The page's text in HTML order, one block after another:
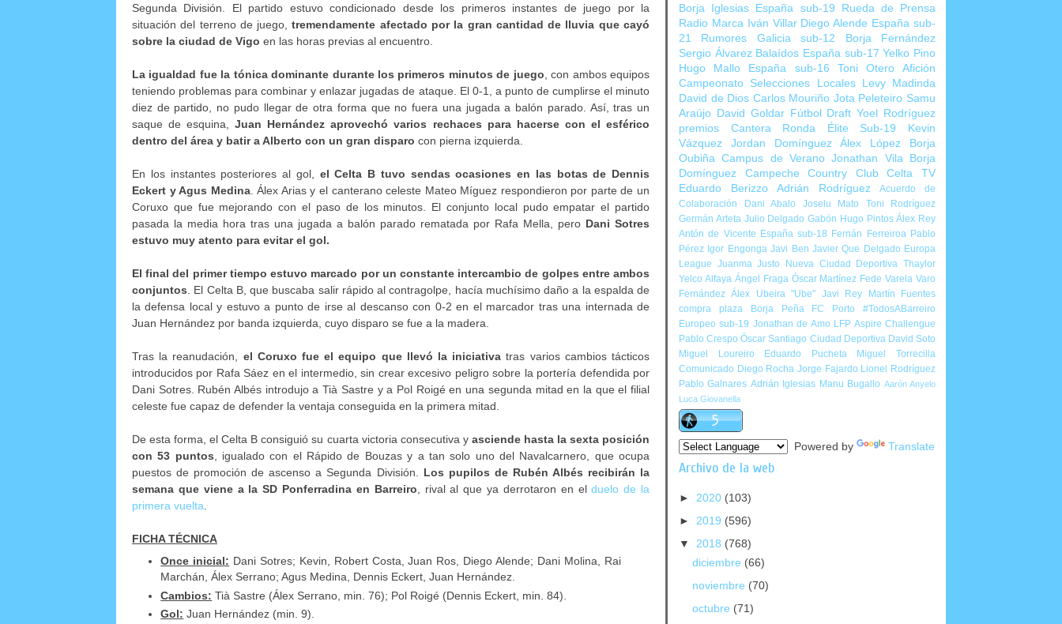
Segunda División. El partido estuvo condicionado desde los primeros instantes de juego por la
situación del terreno de juego,tremendamente afectado por la gran cantidad de lluvia que cayó
sobre la ciudad de Vigo en las horas previas al encuentro.
La igualdad fue la tónica dominante durante los primeros minutos de juego , con ambos equipos
teniendo problemas para combinar y enlazar jugadas de ataque. El 0-1, a punto de cumplirse el minuto
diez de partido, no pudo llegar de otra forma que no fuera una jugada a balón parado. Así, tras un
saque de esquina,Juan Hernández aprovechó varios rechaces para hacerse con el esférico
dentro del área y batir a Alberto con un gran disparo con pierna izquierda.
En los instantes posteriores al gol, el Celta B tuvo sendas ocasiones en las botas de Dennis
Eckert y Agus Medina. Álex Arias y el canterano celeste Mateo Míguez respondieron por parte de un
Coruxo que fue mejorando con el paso de los minutos. El conjunto local pudo empatar el partido
pasada la media hora tras una jugada a balón parado rematada por Rafa Mella, pero Dani Sotres
estuvo muy atento para evitar el gol.
El final del primer tiempo estuvo marcado por un constante intercambio de golpes entre ambos
conjuntos . El Celta B, que buscaba salir rápido al contragolpe, hacía muchísimo daño a la espalda de
la defensa local y estuvo a punto de irse al descanso con 0-2 en el marcador tras una internada de
Juan Hernández por banda izquierda, cuyo disparo se fue a la madera.
Tras la reanudación, el Coruxo fue el equipo que llevó la iniciativa tras varios cambios tácticos
introducidos por Rafa Sáez en el intermedio, sin crear excesivo peligro sobre la portería defendida por
Dani Sotres. Rubén Albés introdujo a Tià Sastre y a Pol Roigé en una segunda mitad en la que el filial
celeste fue capaz de defender la ventaja conseguida en la primera mitad.
De esta forma, el Celta B consiguió su cuarta victoria consecutiva y asciende hasta la sexta posición
con 53 puntos , igualado con el Rápido de Bouzas y a tan solo uno del Navalcarnero, que ocupa
puestos de promoción de ascenso a Segunda División. Los pupilos de Rubén Albés recibirán la
semana que viene a la SD Ponferradina en Barreiro , rival al que ya derrotaron en elduelo de la
primera vuelta
FICHA TÉCNICA
Once inicial: Dani Sotres; Kevin, Robert Costa, Juan Ros, Diego Alende; Dani Molina, Rai
Marchán, Álex Serrano; Agus Medina, Dennis Eckert, Juan Hernández.
Cambios: Tià Sastre (Álex Serrano, min. 76); Pol Roigé (Dennis Eckert, min. 84).
Gol: Juan Hernández (min. 9).
Borja Iglesias
España sub-19
Rueda de Prensa
Radio Marca
Iván Villar Diego Alende España sub-
21
Rumores Galicia sub-12
Borja Fernández
Sergio Álvarez Balaídos España sub-17 Yelko Pino
Hugo Mallo
España sub-16 Toni Otero
Afición
Campeonato Selecciones Locales
Levy Madinda
David de Dios Carlos Mouriño Jota Peleteiro Samu
Araújo David Goldar Fútbol Draft Yoel Rodríguez
premios Cantera
Ronda Élite Sub-19
Kevin
Vázquez
Jordan Domínguez Álex López
Borja
Oubiña
Campus de Verano Jonathan Vila
Borja
Domínguez
Campeche Country Club
Celta TV
Eduardo Berizzo
Adrián Rodríguez
Acuerdo de
Colaboración
Dani Abalo Joselu Mato
Toni Rodríguez
Germán Arteta Julio Delgado Gabón Hugo Pintos Álex Rey
Antón de Vicente España sub-18 Fernán Ferreiroa Pablo
Pérez Igor Engonga Javi Ben Javier Que Delgado Europa
League Juanma Justo Nueva Ciudad Deportiva Thaylor
Yelco Alfaya Ángel Fraga Óscar Martínez Fede Varela Varo
Fernández Álex Ubeira "Ube" Javi Rey
Martín Fuentes
compra plaza
Borja Peña FC Porto
#TodosABarreiro
Europeo sub-19 Jonathan de Amo LFP Aspire Challengue
Pablo Crespo Óscar Santiago Ciudad Deportiva David Soto
Miguel Loureiro
Eduardo Pucheta
Miguel Torrecilla
Comunicado Diego Rocha Jorge Fajardo Lionel Rodríguez
Pablo Galnares Adrián Iglesias Manu Bugallo Aarón Anyelo
Luca Giovanella
Powered by Translate
Archivo de la web
► 2020 (103)
► 2019 (596)
▼ 2018 (768)
diciembre (66)
noviembre (70)
octubre (71)